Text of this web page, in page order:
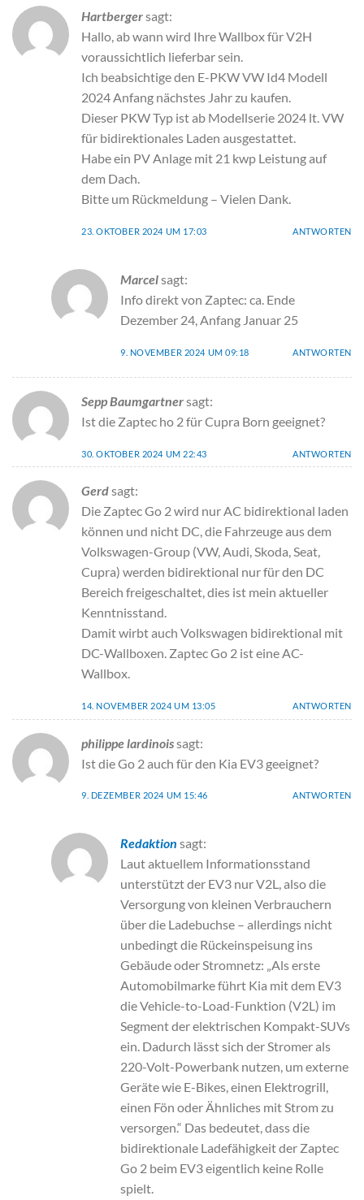
Hartbergersagt:
Hallo, ab wann wird Ihre Wallbox für V2H
voraussichtlich lieferbar sein.
Ich beabsichtige den E-PKW VW Id4 Modell
2024 Anfang nächstes Jahr zu kaufen.
Dieser PKW Typ ist ab Modellserie 2024 lt. VW
für bidirektionales Laden ausgestattet.
Habe ein PV Anlage mit 21 kwp Leistung auf
dem Dach.
Bitte um Rückmeldung – Vielen Dank.
23. OKTOBER 2024 UM 17:03 ANTWORTEN
Marcelsagt:
Info direkt von Zaptec: ca. Ende
Dezember 24, Anfang Januar 25
9. NOVEMBER 2024 UM 09:18 ANTWORTEN
Sepp Baumgartnersagt:
Ist die Zaptec ho 2 für Cupra Born geeignet?
30. OKTOBER 2024 UM 22:43 ANTWORTEN
Gerdsagt:
Die Zaptec Go 2 wird nur AC bidirektional laden
können und nicht DC, die Fahrzeuge aus dem
Volkswagen-Group (VW, Audi, Skoda, Seat,
Cupra) werden bidirektional nur für den DC
Bereich freigeschaltet, dies ist mein aktueller
Kenntnisstand.
Damit wirbt auch Volkswagen bidirektional mit
DC-Wallboxen. Zaptec Go 2 ist eine AC-
Wallbox.
14. NOVEMBER 2024 UM 13:05 ANTWORTEN
philippe lardinoissagt:
Ist die Go 2 auch für den Kia EV3 geeignet?
9. DEZEMBER 2024 UM 15:46 ANTWORTEN
Redaktion sagt:
Laut aktuellem Informationsstand
unterstützt der EV3 nur V2L, also die
Versorgung von kleinen Verbrauchern
über die Ladebuchse – allerdings nicht
unbedingt die Rückeinspeisung ins
Gebäude oder Stromnetz: „Als erste
Automobilmarke führt Kia mit dem EV3
die Vehicle-to-Load-Funktion (V2L) im
Segment der elektrischen Kompakt-SUVs
ein. Dadurch lässt sich der Stromer als
220-Volt-Powerbank nutzen, um externe
Geräte wie E-Bikes, einen Elektrogrill,
einen Fön oder Ähnliches mit Strom zu
versorgen.“ Das bedeutet, dass die
bidirektionale Ladefähigkeit der Zaptec
Go 2 beim EV3 eigentlich keine Rolle
spielt.